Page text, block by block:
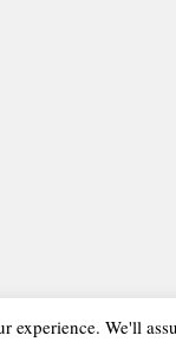
experience. We'll